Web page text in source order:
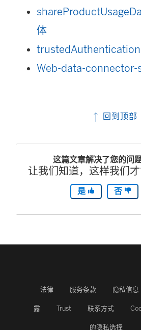
体
Web-data-connector-
回到顶部
这篇文章解决了您的问
让我们知道，这样我们才
是 否
法律 服务条款 隐私信息
露 Trust 联系方式
的隐私选择